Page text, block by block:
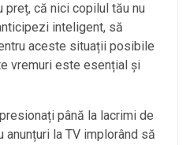
preț, că nici copilul tău nu
inteligent, să
aceste situații posibile
vremuri este esențial și
până la lacrimi de
la TV implorând să